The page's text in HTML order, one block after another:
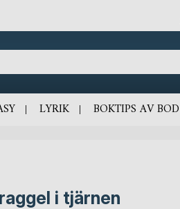
LYRIK BOKTIPS AV BOD
i tjärnen